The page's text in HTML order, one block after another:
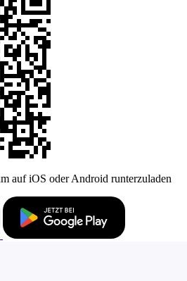
auf iOS oder Android runterzuladen